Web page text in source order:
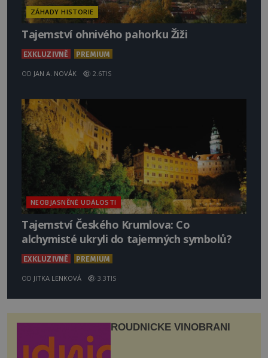
ZÁHADY HISTORIE
Tajemství ohnivého pahorku Žiži
EXKLUZIVNĚ PREMIUM
OD JAN A. NOVÁK 2.6TIS
NEOBJASNĚNÉ UDÁLOSTI
Tajemství Českého Krumlova: Co
alchymisté ukryli do tajemných symbolů?
EXKLUZIVNĚ PREMIUM
OD JITKA LENKOVÁ 3.3TIS
ROUDNICKÉ VINOBRANÍ